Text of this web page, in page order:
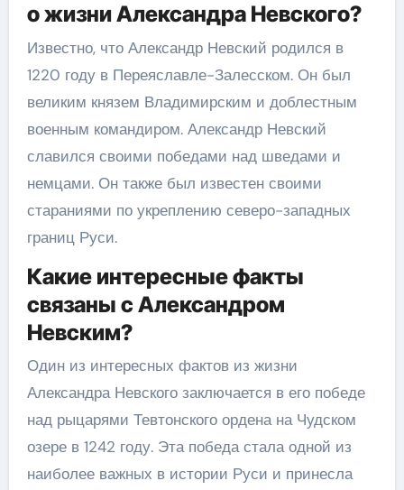
о жизни Александра Невского?
Известно, что Александр Невский родился в
1220 году в Переяславле-Залесском. Он был
великим князем Владимирским и доблестным
военным командиром. Александр Невский
славился своими победами над шведами и
немцами. Он также был известен своими
стараниями по укреплению северо-западных
границ Руси.
Какие интересные факты
связаны с Александром
Невским?
Один из интересных фактов из жизни
Александра Невского заключается в его победе
над рыцарями Тевтонского ордена на Чудском
озере в 1242 году. Эта победа стала одной из
наиболее важных в истории Руси и принесла